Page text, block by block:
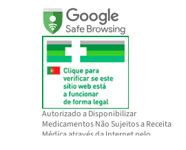
Autorizado a Disponibilizar
Medicamentos Não Sujeitos a Receita
Médica através da Internet pelo